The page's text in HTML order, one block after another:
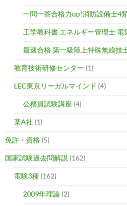
一問一答合格力up!消防設備士4
工学教科書 エネルギー管理士 電
最速合格 第一級陸上特殊無線技
教育技術研修センター (1)
LEC東京リーガルマインド (4)
公務員試験講座 (4)
某A社 (1)
免許・資格 (5)
国家試験過去問解説 (162)
電験3種 (162)
2009年理論 (2)